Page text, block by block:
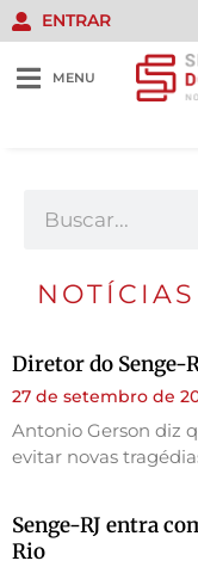
ENTRAR
MENU
NOTÍCIAS
Diretor do Senge-
27 de setembro de
Antonio Gerson diz
evitar novas
Senge-RJ entra
Rio